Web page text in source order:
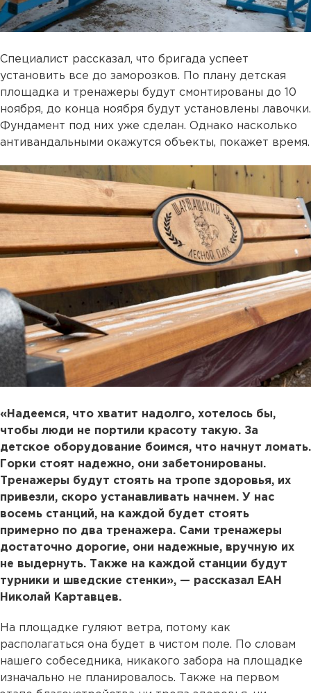
Специалист рассказал, что бригада успеет
установить все до заморозков. По плану детская
площадка и тренажеры будут смонтированы до 10
ноября, до конца ноября будут установлены лавочки.
Фундамент под них уже сделан. Однако насколько
антивандальными окажутся объекты, покажет время.
«Надеемся, что хватит надолго, хотелось бы,
чтобы люди не портили красоту такую. За
детское оборудование боимся, что начнут ломать.
Горки стоят надежно, они забетонированы.
Тренажеры будут стоять на тропе здоровья, их
привезли, скоро устанавливать начнем. У нас
восемь станций, на каждой будет стоять
примерно по два тренажера. Сами тренажеры
достаточно дорогие, они надежные, вручную их
не выдернуть. Также на каждой станции будут
турники и шведские стенки», — рассказал ЕАН
Николай Картавцев.
На площадке гуляют ветра, потому как
располагаться она будет в чистом поле. По словам
нашего собеседника, никакого забора на площадке
изначально не планировалось. Также на первом